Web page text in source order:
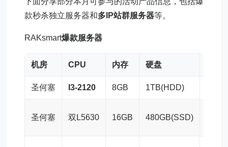
款秒杀独立服务器和多IP站群服务器等。
RAKsmart爆款服务器
机房 CPU 内存 硬盘
圣何塞 I3-2120 8GB 1TB(HDD)
圣何塞 双L5630 16GB 480GB(SSD)